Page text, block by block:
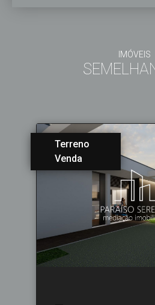
IMÓVEIS
Terreno
Venda